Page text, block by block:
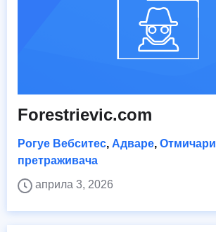
Forestrievic.com
Рогуе Вебситес, Адваре, Отмичари
претраживача
априла 3, 2026